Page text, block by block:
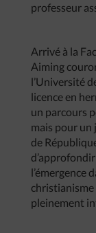
professeur
Arrivé à la
Aiming
l’Université
licence en
un parcours
mais pour
de
l’émergence
christianisme
pleinement